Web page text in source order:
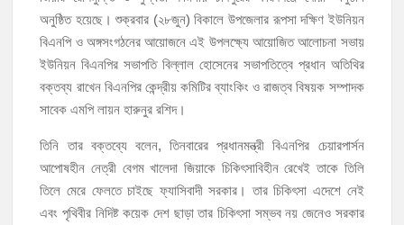
হাজীগঞ্জে ৬ বছরের শিশুকে ধর্ষণের অভিযোগে কেয়ারটেকার আটক
হাজীগঞ্জের রাজারগাঁও উবিতে জুলাই গণঅভ্যুত্থান দিবস পালন
হাজীগঞ্জ সরকারি মডেল পাইলট হাই স্কুল অ্যান্ড কলেজে ‘জুলাই গণঅভ্যুত্থান
‘জনগণের ভোটে নির্বাচিত হয়ে ফরিদগঞ্জের উন্নয়নে কাজ করছি’ : আলহাজ্ব এমএ
হান্নান এমপি
অনুষ্ঠিত হয়েছে। শুক্রবার (২৮জুন) বিকালে উপজেলার রূপসা দক্ষিণ ইউনিয়ন
বিএনপি ও অঙ্গসংগঠনের আয়োজনে এই উপলক্ষ্যে আয়োজিত আলোচনা সভায়
ইউনিয়ন বিএনপির সভাপতি বিল্লাল হোসেনের সভাপতিত্বে প্রধান অতিথির
বক্তব্য রাখেন বিএনপির কেন্দ্রীয় কমিটির ব্যাংকিং ও রাজত্ব বিষয়ক সম্পাদক
সাবেক এমপি লায়ন হারুনুর রশিদ।
তিনি তার বক্তব্যে বলেন, তিনবারের প্রধানমন্ত্রী বিএনপির চেয়ারপার্সন
আপোষহীন নেত্রী বেগম খালেদা জিয়াকে চিকিৎসাবিহীন রেখেই তাকে তিলি
তিলে মেরে ফেলতে চাইছে ফ্যাসিবাদী সরকার। তার চিকিৎসা এদেশে নেই
এবং পৃথিবীর নিদিষ্ট কয়েক দেশ ছাড়া তার চিকিৎসা সম্ভব নয় জেনেও সরকার